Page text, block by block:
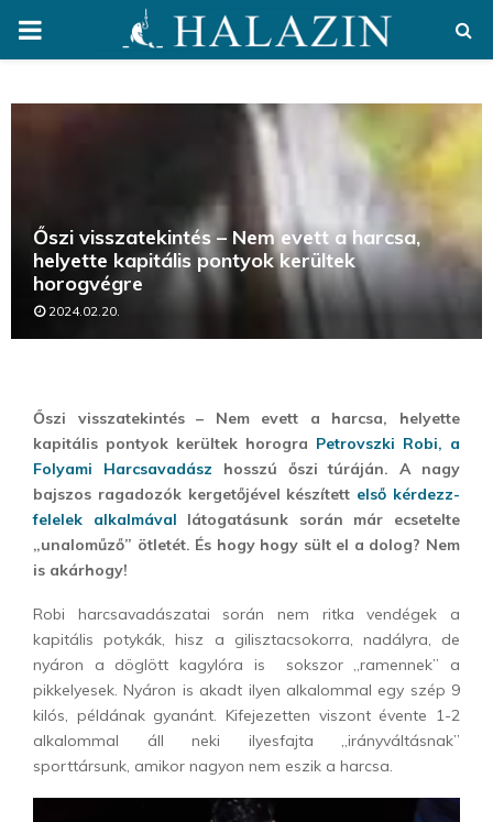
PRIMARY
Őszi visszatekintés – Nem evett a harcsa,
helyette kapitális pontyok kerültek
horogvégre
2024.02.20.
Őszi visszatekintés – Nem evett a harcsa, helyette
kapitális pontyok kerültek horogra Petrovszki Robi, a
Folyami Harcsavadász hosszú őszi túráján. A nagy
bajszos ragadozók kergetőjével készített első kérdezz-
felelek alkalmával látogatásunk során már ecsetelte
„unaloműző” ötletét. És hogy hogy sült el a dolog? Nem
is akárhogy!
Robi harcsavadászatai során nem ritka vendégek a
kapitális potykák, hisz a gilisztacsokorra, nadályra, de
nyáron a döglött kagylóra is sokszor „ramennek” a
pikkelyesek. Nyáron is akadt ilyen alkalommal egy szép 9
kilós, példának gyanánt. Kifejezetten viszont évente 1-2
alkalommal áll neki ilyesfajta „irányváltásnak”
sporttársunk, amikor nagyon nem eszik a harcsa.